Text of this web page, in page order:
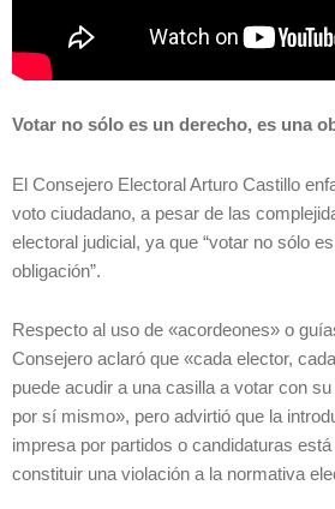
Votar no sólo es un derecho, es una
El Consejero Electoral Arturo Castillo
voto ciudadano, a pesar de las
electoral judicial, ya que “votar no sólo
obligación”.
Respecto al uso de «acordeones» o
Consejero aclaró que «cada elector,
puede acudir a una casilla a votar con
por sí mismo», pero advirtió que la
impresa por partidos o candidaturas
constituir una violación a la normativa